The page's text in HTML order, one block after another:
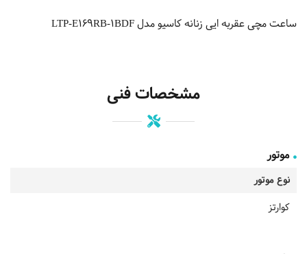
ساعت مچی عقربه ایی زنانه کاسیو مدل LTP-E169RB-1BDF
مشخصات فنی
موتور
نوع موتور
کوارتز